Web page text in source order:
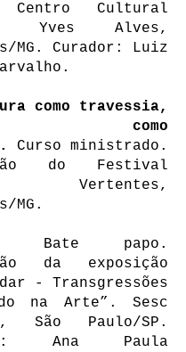
Cultural
Yves Alves,
MG. Curador: Luiz
como travessia,
como
Curso ministrado.
do Festival
Vertentes,
MG.
Bate papo.
da exposição
- Transgressões
na Arte”. Sesc
São Paulo/SP.
Ana Paula